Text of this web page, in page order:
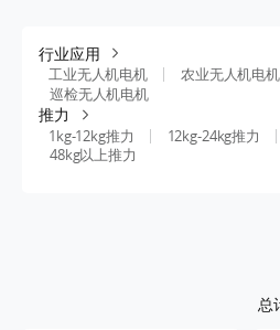
行业应用
工业无人机电机 农业无人机电机
巡检无人机电机
推力
1kg-12kg推力 12kg-24kg推力
48kg以上推力
总